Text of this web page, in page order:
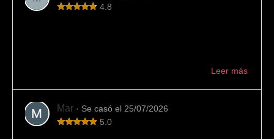
4.8
Leer más
Mar · Se casó el 25/07/2026
5.0